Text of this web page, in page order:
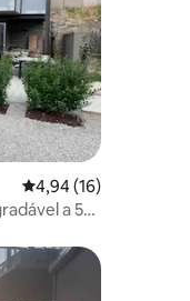
4,94 de uma
4,94 (16)
a 50